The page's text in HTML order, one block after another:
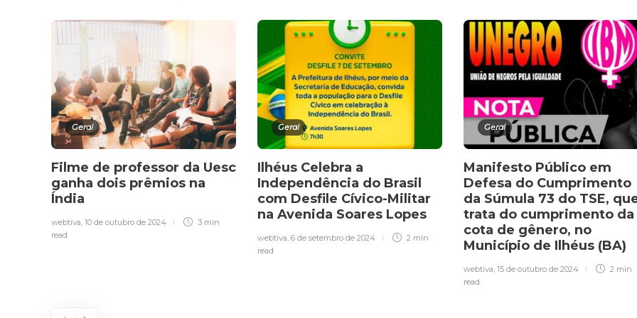
Geral
Filme de professor da Uesc
ganha dois prêmios na
Índia
webtiva 10 de outubro de 2024
3 min
read
Geral
Ilhéus Celebra a
Independência do Brasil
com Desfile Cívico-Militar
na Avenida Soares Lopes
webtiva 6 de setembro de 2024
2 min
read
Geral
Manifesto Público em
Defesa do Cumprimento
da Súmula 73 do TSE,
trata do cumprimento da
cota de gênero, no
Município de Ilhéus (BA)
webtiva 15 de outubro de 2024
2 min
read